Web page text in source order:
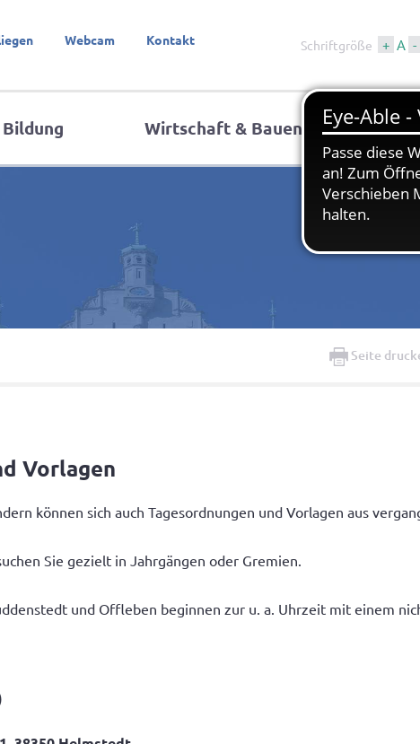
Webcam Kontakt Schriftgröße + A -
Bildung Wirtschaft & Bauen
Seite
Vorlagen
können sich auch Tagesordnungen und Vorlagen aus
Sie gezielt in Jahrgängen oder Gremien.
und Offleben beginnen zur u. a. Uhrzeit mit einem